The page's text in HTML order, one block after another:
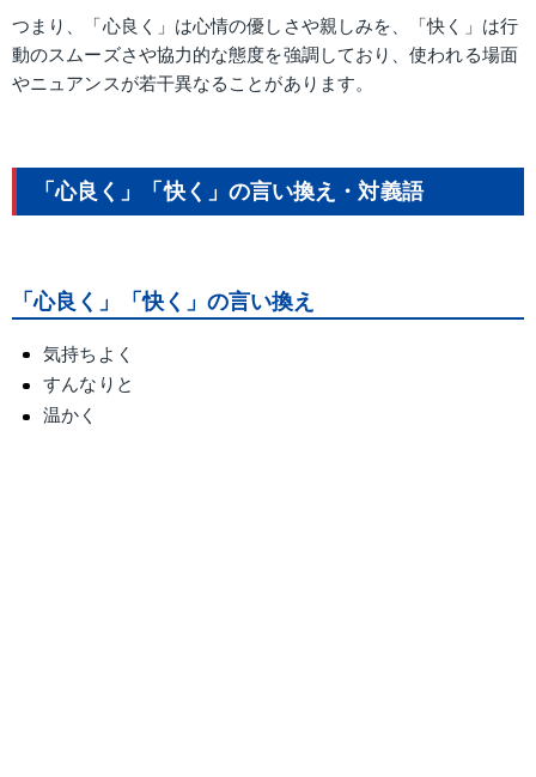
つまり、「心良く」は心情の優しさや親しみを、「快く」は行
動のスムーズさや協力的な態度を強調しており、使われる場面
やニュアンスが若干異なることがあります。
「心良く」「快く」の言い換え・対義語
「心良く」「快く」の言い換え
気持ちよく
すんなりと
温かく